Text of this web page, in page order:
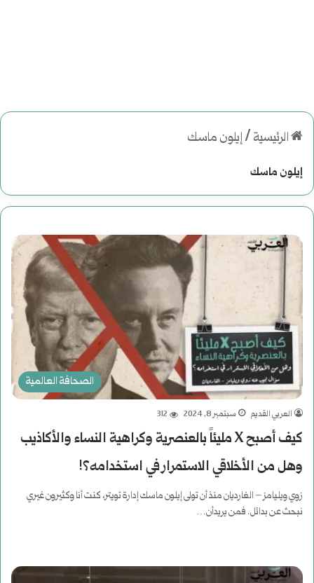
الرئيسية /إيلون ماسك
إيلون ماسك
الصحافة العالمية
العربي القديم سبتمبر 8, 2024 312
كيف أصبح X مليئاً بالعنصرية وكراهية النساء والأكاذيب
وهل من الأخلاقي الاستمرار في استخدامه؟!
زوي ويليامز – الغارديان منذ أن تولى إيلون ماسك إدارة تويتر، كنت أنا وكثيرون غيري
نبحث عن بدائل. فمن يريدأن…